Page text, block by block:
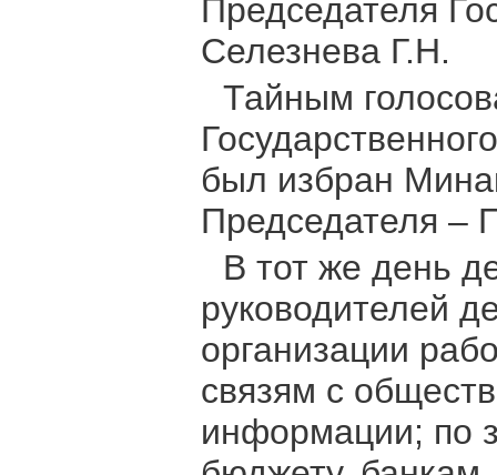
Председателя
Селезнева Г.Н.
Тайным
был избран
Председателя –
В тот же день
руководителей
организации
связям с
информации; по